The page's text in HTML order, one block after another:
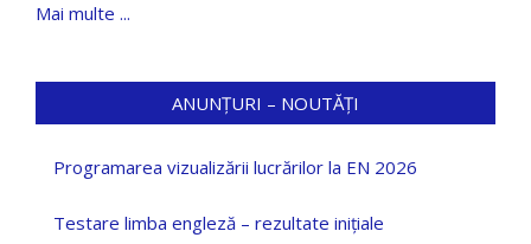
Mai multe ...
ANUNȚURI – NOUTĂȚI
Programarea vizualizării lucrărilor la EN 2026
Testare limba engleză – rezultate inițiale